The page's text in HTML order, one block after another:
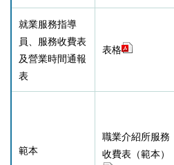
就業服務指導
員、服務收費表
及營業時間通報
表
表格
範本
職業介紹所服務
收費表（範本）